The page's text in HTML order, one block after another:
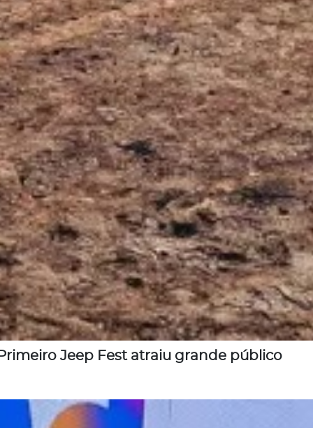
Jeep Fest atraiu grande público